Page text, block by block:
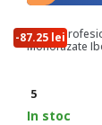
-87.25 lei
Panou
Monofazate
5
In stoc